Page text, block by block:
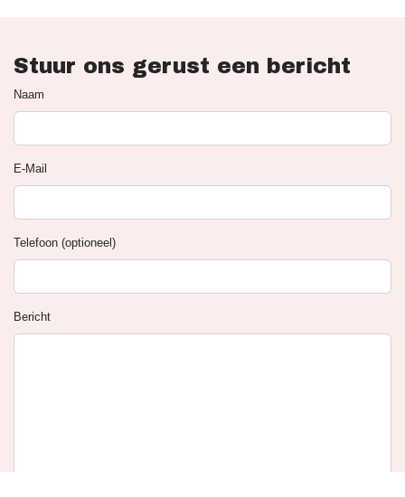
Stuur ons gerust een bericht
Naam
E-Mail
Telefoon (optioneel)
Bericht